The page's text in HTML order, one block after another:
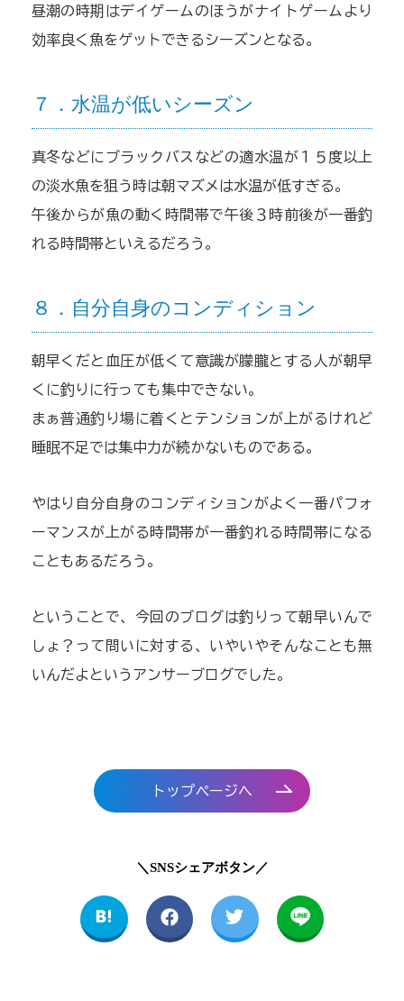
昼潮の時期はデイゲームのほうがナイトゲームより
効率良く魚をゲットできるシーズンとなる。
７．水温が低いシーズン
真冬などにブラックバスなどの適水温が１５度以上
の淡水魚を狙う時は朝マズメは水温が低すぎる。
午後からが魚の動く時間帯で午後３時前後が一番釣
れる時間帯といえるだろう。
８．自分自身のコンディション
朝早くだと血圧が低くて意識が朦朧とする人が朝早
くに釣りに行っても集中できない。
まぁ普通釣り場に着くとテンションが上がるけれど
睡眠不足では集中力が続かないものである。
やはり自分自身のコンディションがよく一番パフォ
ーマンスが上がる時間帯が一番釣れる時間帯になる
こともあるだろう。
ということで、今回のブログは釣りって朝早いんで
しょ？って問いに対する、いやいやそんなことも無
いんだよというアンサーブログでした。
トップページへ
＼SNSシェアボタン／